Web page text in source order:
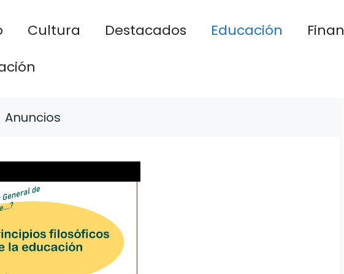
Cultura Destacados Educación
Anuncios